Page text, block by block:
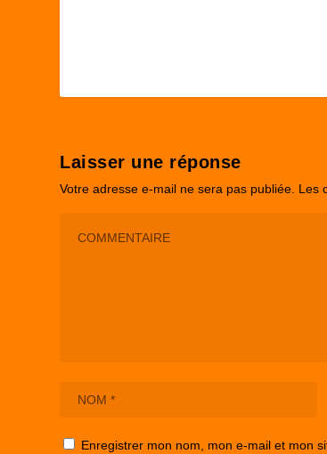
Laisser une réponse
Votre adresse e-mail ne sera pas publiée. Les
Enregistrer mon nom, mon e-mail et mon